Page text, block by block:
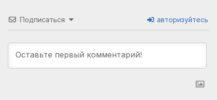
Подписаться авторизуйтесь